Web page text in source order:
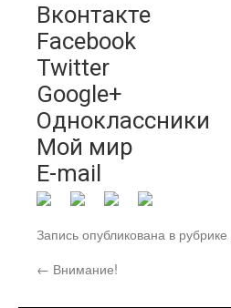
Вконтакте
Facebook
Twitter
Google+
Одноклассники
Мой мир
E-mail
Запись опубликована в рубрике
← Внимание!